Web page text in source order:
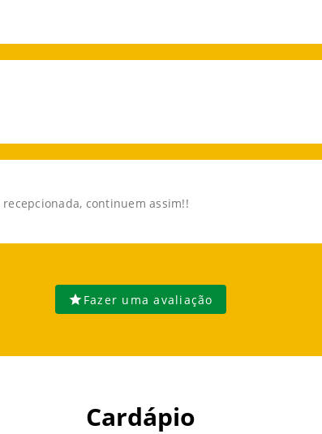
continuem assim!!
Fazer uma avaliação
Cardápio